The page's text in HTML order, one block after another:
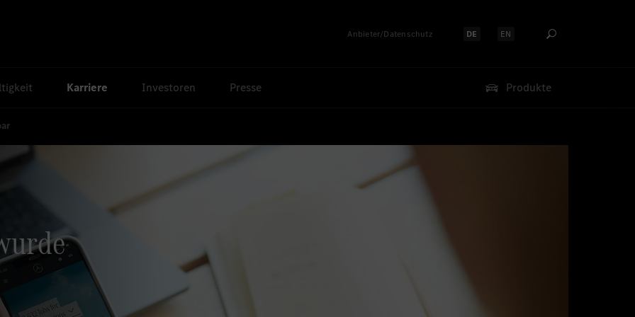
Anbieter/Datenschutz Sprache auswählen:
DE Sprache auswählen:
EN
Karriere Investoren Presse Produkte